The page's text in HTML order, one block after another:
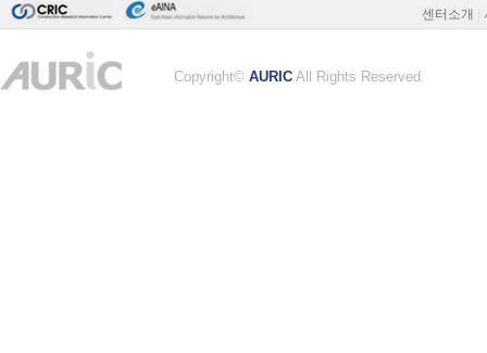
센터소개
Copyright© AURIC All Rights Reserved.